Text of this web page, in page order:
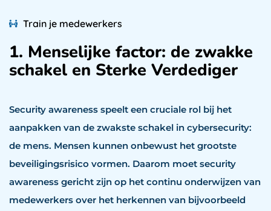
Train je medewerkers
1. Menselijke factor: de zwakke
schakel en Sterke Verdediger
Security awareness speelt een cruciale rol bij het
aanpakken van de zwakste schakel in cybersecurity:
de mens. Mensen kunnen onbewust het grootste
beveiligingsrisico vormen. Daarom moet security
awareness gericht zijn op het continu onderwijzen van
medewerkers over het herkennen van bijvoorbeeld